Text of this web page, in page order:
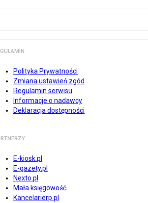
Polityka Prywatności
Zmiana ustawień zgód
Regulamin serwisu
Informacje o nadawcy
Deklaracja dostępności
E-kiosk.pl
E-gazety.pl
Nexto.pl
Mała księgowość
Kancelarierp.pl